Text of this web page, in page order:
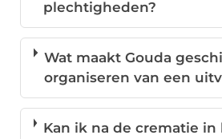
plechtigheden?
Wat maakt Gouda
organiseren van een
Kan ik na de crematie in